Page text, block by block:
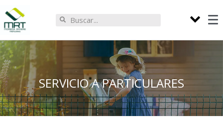
SERVICIO A PARTICULARES